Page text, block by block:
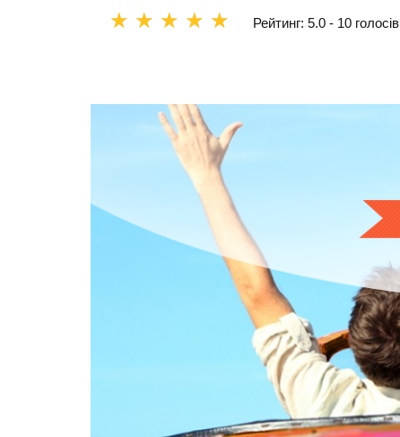
☆
☆
☆
☆
☆ Рейтинг: 5.0 - 10 голосів